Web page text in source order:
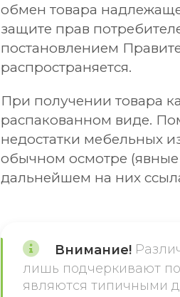
обмен товара
защите прав
постановлением
распространяется.
При получении товара
распакованном виде.
недостатки мебельных
обычном осмотре (явные
дальнейшем на них
Внимание!
лишь подчеркивают
являются типичными